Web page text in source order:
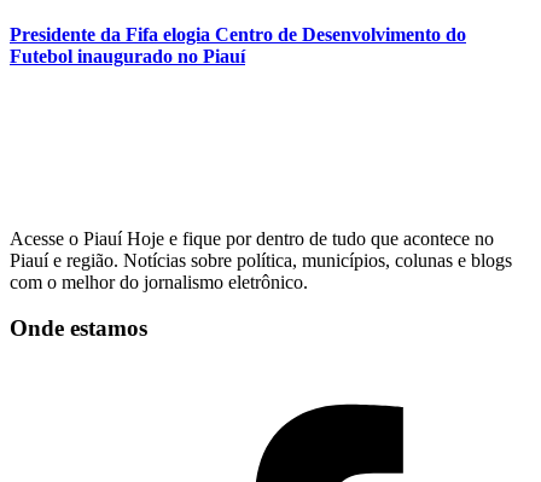
Presidente da Fifa elogia Centro de Desenvolvimento do
Futebol inaugurado no Piauí
Acesse o Piauí Hoje e fique por dentro de tudo que acontece no
Piauí e região. Notícias sobre política, municípios, colunas e blogs
com o melhor do jornalismo eletrônico.
Onde estamos